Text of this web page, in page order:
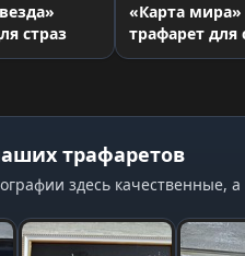
страз
«Карта мира»
трафарет для
трафаретов
здесь качественные,